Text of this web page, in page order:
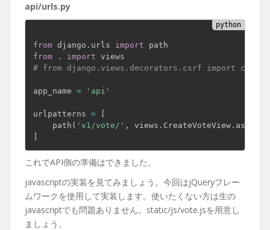
api/urls.py
from django . urls import
from
. import
# from django.views.decorators.csrf import
app_name = 'api'
urlpatterns =
    path
( 'v1/vote/' , views . CreateVoteView . as_view
これでAPI側の準備はできました。
javascriptの実装を見てみましょう。今回はjQueryフレー
ムワークを使用して実装します。使いたくない方は生の
javascriptでも問題ありません。static/js/vote.jsを用意し
ましょう。